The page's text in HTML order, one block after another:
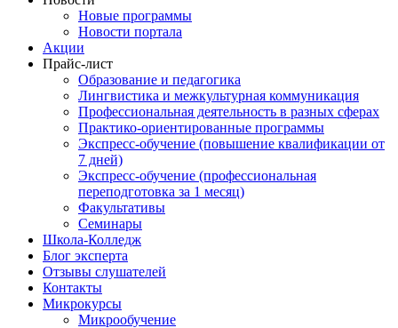
Новые программы
Новости портала
Акции
Прайс-лист
Образование и педагогика
Лингвистика и межкультурная коммуникация
Профессиональная деятельность в разных сферах
Практико-ориентированные программы
Экспресс-обучение (повышение квалификации от
7 дней)
Экспресс-обучение (профессиональная
переподготовка за 1 месяц)
Факультативы
Семинары
Школа-Колледж
Блог эксперта
Отзывы слушателей
Контакты
Микрокурсы
Микрообучение